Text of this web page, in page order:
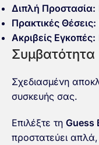
Διπλή Προστασία:
Πρακτικές Θέσεις:
Ακριβείς Εγκοπές:
Συμβατότητα
Σχεδιασμένη
συσκευής σας.
Επιλέξτε τη Guess
προστατεύει